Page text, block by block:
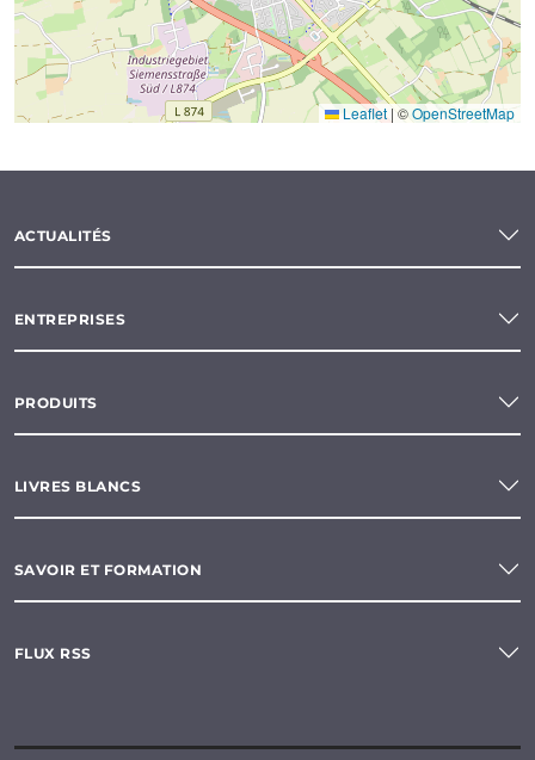
Leaflet | ©OpenStreetMap
ACTUALITÉS
ENTREPRISES
PRODUITS
LIVRES BLANCS
SAVOIR ET FORMATION
FLUX RSS